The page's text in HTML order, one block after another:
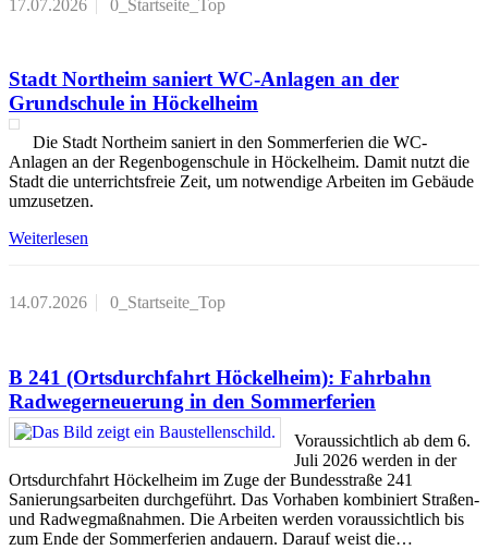
17.07.2026 0_Startseite_Top
Stadt Northeim saniert WC-Anlagen an der
Grundschule in Höckelheim
Die Stadt Northeim saniert in den Sommerferien die WC-
Anlagen an der Regenbogenschule in Höckelheim. Damit nutzt die
Stadt die unterrichtsfreie Zeit, um notwendige Arbeiten im Gebäude
umzusetzen.
Weiterlesen
14.07.2026 0_Startseite_Top
B 241 (Ortsdurchfahrt Höckelheim): Fahrbahn
Radwegerneuerung in den Sommerferien
Voraussichtlich ab dem 6.
Juli 2026 werden in der
Ortsdurchfahrt Höckelheim im Zuge der Bundesstraße 241
Sanierungsarbeiten durchgeführt. Das Vorhaben kombiniert Straßen-
und Radwegmaßnahmen. Die Arbeiten werden voraussichtlich bis
zum Ende der Sommerferien andauern. Darauf weist die…